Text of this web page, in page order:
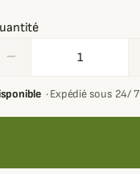
remove
·Expédié sous 24/